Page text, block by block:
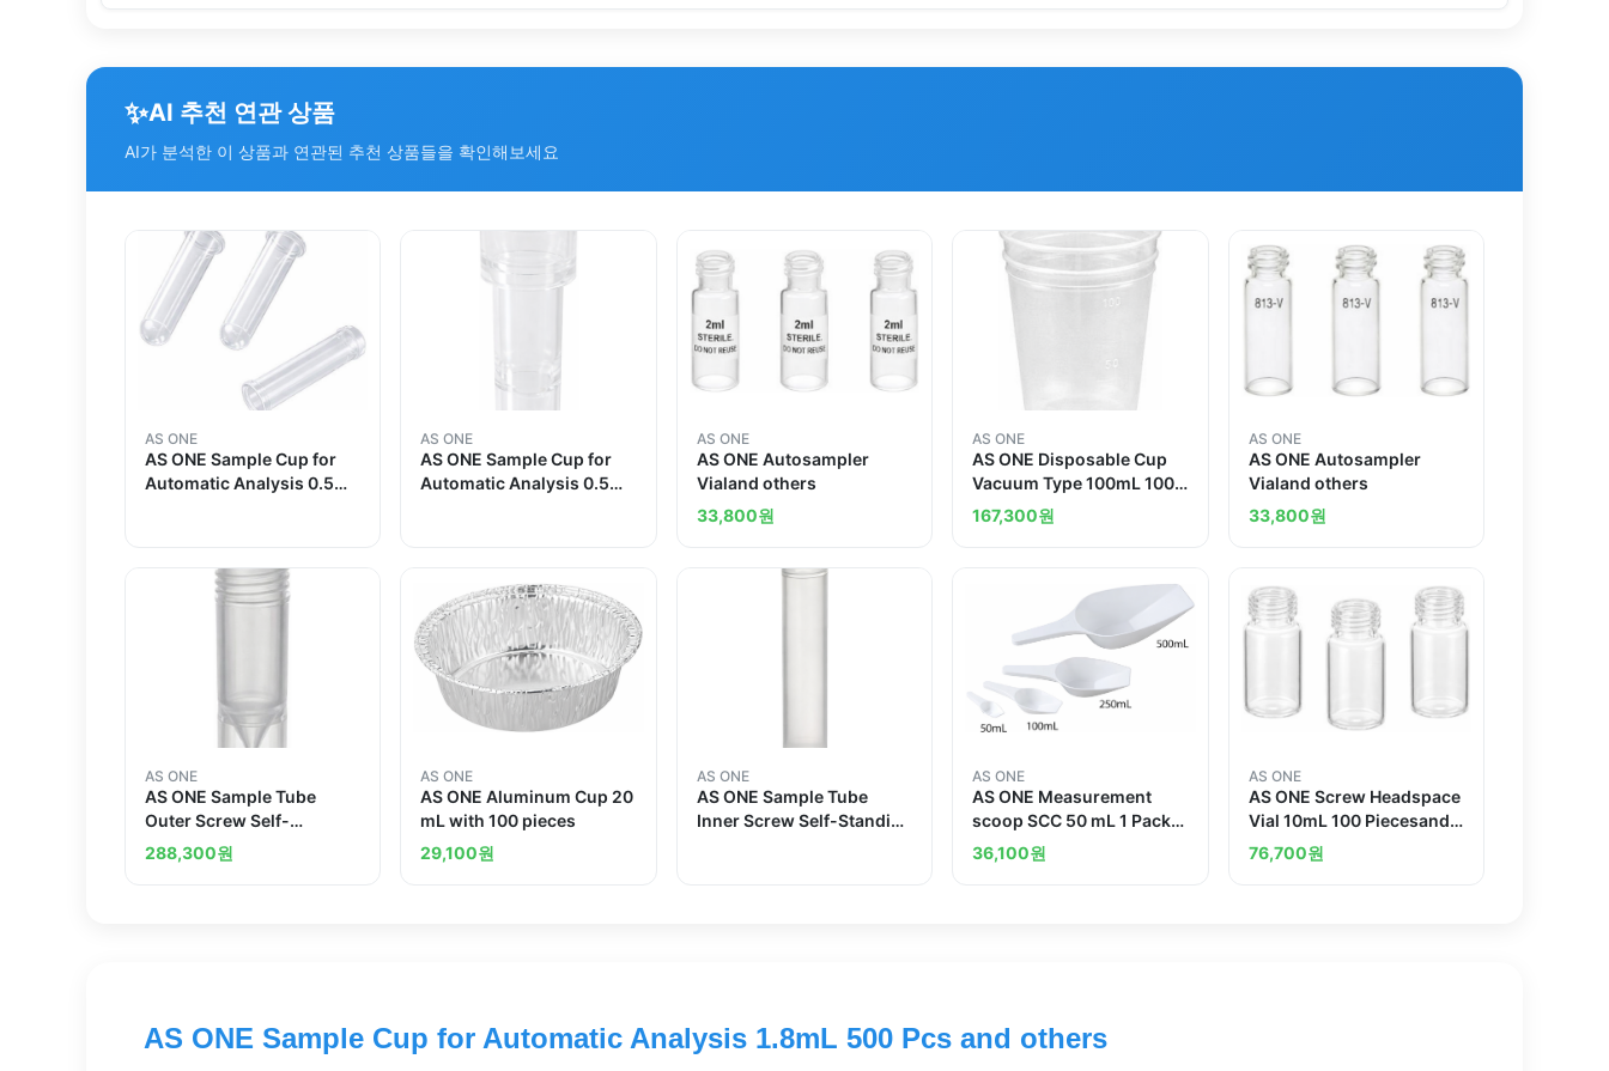
✨AI 추천 연관 상품
AI가 분석한 이 상품과 연관된 추천 상품들을 확인해보세요
AS ONE
AS ONE Sample Cup for
Automatic Analysis 0.5mL
AS ONE
AS ONE Sample Cup for
Automatic Analysis 0.5mL
AS ONE
AS ONE Autosampler
Vialand others
33,800원
AS ONE
AS ONE Disposable Cup
Vacuum Type 100mL 1000
Piecesand others
167,300원
AS ONE
AS ONE Autosampler
Vialand others
33,800원
AS ONE
AS ONE Sample Tube
Outer Screw Self-
Standing Type 1.2mL 1000
Pcsand others
288,300원
AS ONE
AS ONE Aluminum Cup 20
mL with 100 pieces
29,100원
AS ONE
AS ONE Sample Tube
Inner Screw Self-Standing
AS ONE
AS ONE Measurement
scoop SCC 50 mL 1 Pack
1pc bag x 5 bag Included
and others
36,100원
AS ONE
AS ONE Screw Headspace
Vial 10mL 100 Piecesand
others
76,700원
AS ONE Sample Cup for Automatic Analysis 1.8mL 500 Pcs and others